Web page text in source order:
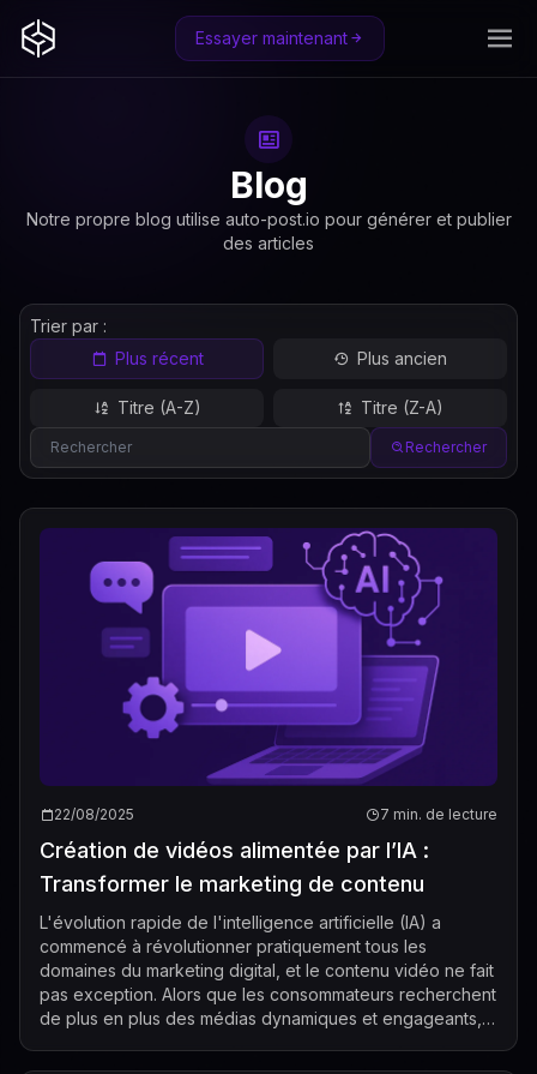
Essayer maintenant
Blog
Notre propre blog utilise auto-post.io pour générer et publier
des articles
Trier par :
Plus récent
Plus ancien
Titre (A-Z) Titre (Z-A)
Rechercher
22/08/2025 7 min. de lecture
Création de vidéos alimentée par l’IA :
Transformer le marketing de contenu
L'évolution rapide de l'intelligence artificielle (IA) a
commencé à révolutionner pratiquement tous les
domaines du marketing digital, et le contenu vidéo ne fait
pas exception. Alors que les consommateurs recherchent
de plus en plus des médias dynamiques et engageants,